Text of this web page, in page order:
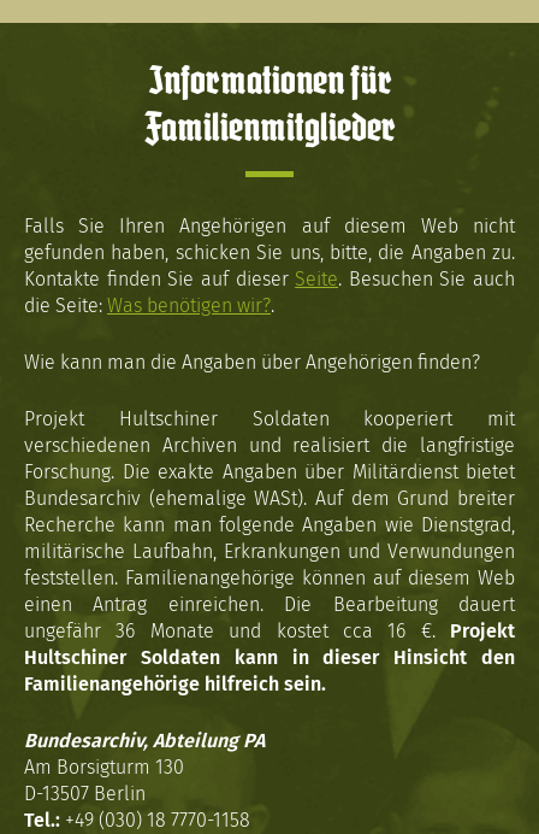
Informationen für
Familienmitglieder
Falls Sie Ihren Angehörigen auf diesem Web nicht
gefunden haben, schicken Sie uns, bitte, die Angaben zu.
Kontakte finden Sie auf dieser Seite. Besuchen Sie auch
die Seite: Was benötigen wir?.
Wie kann man die Angaben über Angehörigen finden?
Projekt Hultschiner Soldaten kooperiert mit
verschiedenen Archiven und realisiert die langfristige
Forschung. Die exakte Angaben über Militärdienst bietet
Bundesarchiv (ehemalige WASt). Auf dem Grund breiter
Recherche kann man folgende Angaben wie Dienstgrad,
militärische Laufbahn, Erkrankungen und Verwundungen
feststellen. Familienangehörige können auf diesem Web
einen Antrag einreichen. Die Bearbeitung dauert
ungefähr 36 Monate und kostet cca 16 €. Projekt
Hultschiner Soldaten kann in dieser Hinsicht den
Familienangehörige hilfreich sein.
Bundesarchiv, Abteilung PA
Am Borsigturm 130
D-13507 Berlin
Tel.: +49 (030) 18 7770-1158